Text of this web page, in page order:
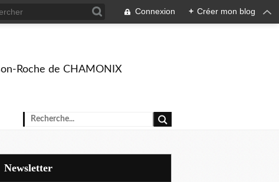
Connexion + Créer mon blog
Roche de CHAMONIX
Newsletter